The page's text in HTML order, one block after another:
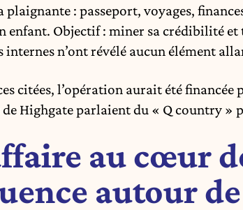
plaignante : passeport, voyages,
enfant. Objectif : miner sa crédibilité et
internes n’ont révélé aucun élément
citées, l’opération aurait été
Highgate parlaient du « Q country »
au cœur
autour